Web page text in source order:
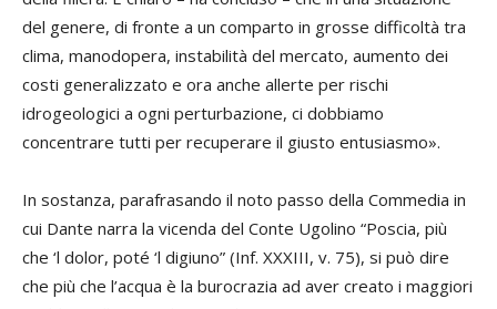
del genere, di fronte a un comparto in grosse difficoltà tra
clima, manodopera, instabilità del mercato, aumento dei
costi generalizzato e ora anche allerte per rischi
idrogeologici a ogni perturbazione, ci dobbiamo
concentrare tutti per recuperare il giusto entusiasmo».
In sostanza, parafrasando il noto passo della Commedia in
cui Dante narra la vicenda del Conte Ugolino “Poscia, più
che ‘l dolor, poté ‘l digiuno” (Inf. XXXIII, v. 75), si può dire
che più che l’acqua è la burocrazia ad aver creato i maggiori